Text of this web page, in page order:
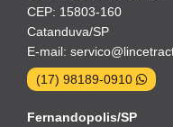
CEP: 15803-160
Catanduva/SP
E-mail:
(17) 98189-0910
Fernandopolis/SP